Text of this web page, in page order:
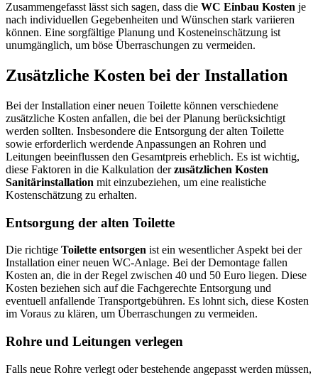
Zusammengefasst lässt sich sagen, dass die WC Einbau Kosten je
nach individuellen Gegebenheiten und Wünschen stark variieren
können. Eine sorgfältige Planung und Kosteneinschätzung ist
unumgänglich, um böse Überraschungen zu vermeiden.
Zusätzliche Kosten bei der Installation
Bei der Installation einer neuen Toilette können verschiedene
zusätzliche Kosten anfallen, die bei der Planung berücksichtigt
werden sollten. Insbesondere die Entsorgung der alten Toilette
sowie erforderlich werdende Anpassungen an Rohren und
Leitungen beeinflussen den Gesamtpreis erheblich. Es ist wichtig,
diese Faktoren in die Kalkulation derzusätzlichen Kosten
Sanitärinstallation mit einzubeziehen, um eine realistiche
Kostenschätzung zu erhalten.
Entsorgung der alten Toilette
Die richtige Toilette entsorgen ist ein wesentlicher Aspekt bei der
Installation einer neuen WC-Anlage. Bei der Demontage fallen
Kosten an, die in der Regel zwischen 40 und 50 Euro liegen. Diese
Kosten beziehen sich auf die Fachgerechte Entsorgung und
eventuell anfallende Transportgebühren. Es lohnt sich, diese Kosten
im Voraus zu klären, um Überraschungen zu vermeiden.
Rohre und Leitungen verlegen
Falls neue Rohre verlegt oder bestehende angepasst werden müssen,